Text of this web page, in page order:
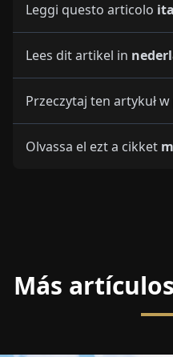
Leggi questo articolo
Lees dit artikel in
Przeczytaj ten artykuł w
Olvassa el ezt a cikket
Más